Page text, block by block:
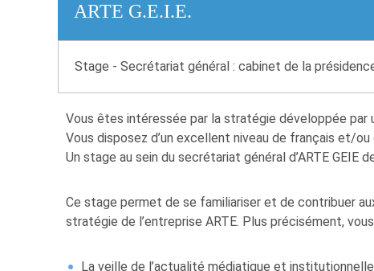
ARTE G.E.I.E.
Stage - Secrétariat général : cabinet de la
Vous êtes intéressée par la stratégie développée par
Vous disposez d’un excellent niveau de français et/
Un stage au sein du secrétariat général d’ARTE GEIE
Ce stage permet de se familiariser et de contribuer
stratégie de l’entreprise ARTE. Plus précisément,
La veille de l’actualité médiatique et